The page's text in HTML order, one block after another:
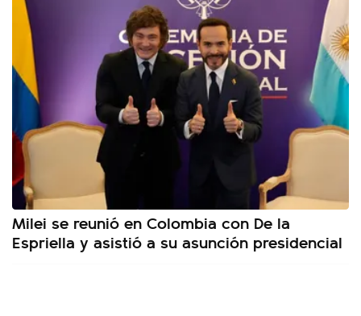
Milei se reunió en Colombia con De la
Espriella y asistió a su asunción presidencial